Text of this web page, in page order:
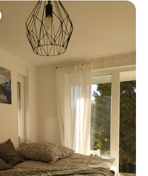
s oznakom „Odabrali gosti”